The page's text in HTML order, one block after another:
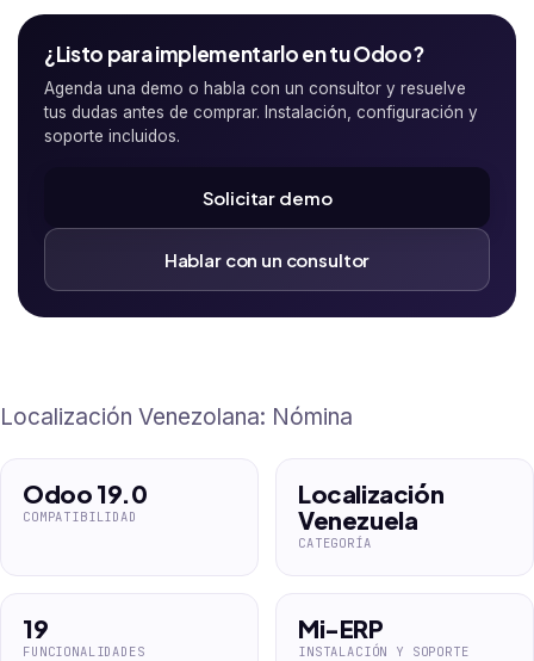
¿Listo para implementarlo en tu Odoo?
Agenda una demo o habla con un consultor y resuelve
tus dudas antes de comprar. Instalación, configuración y
soporte incluidos.
Solicitar demo
Hablar con un consultor
Localización Venezolana: Nómina
Odoo 19.0
COMPATIBILIDAD
Localización
Venezuela
CATEGORÍA
19
FUNCIONALIDADES
Mi-ERP
INSTALACIÓN Y SOPORTE